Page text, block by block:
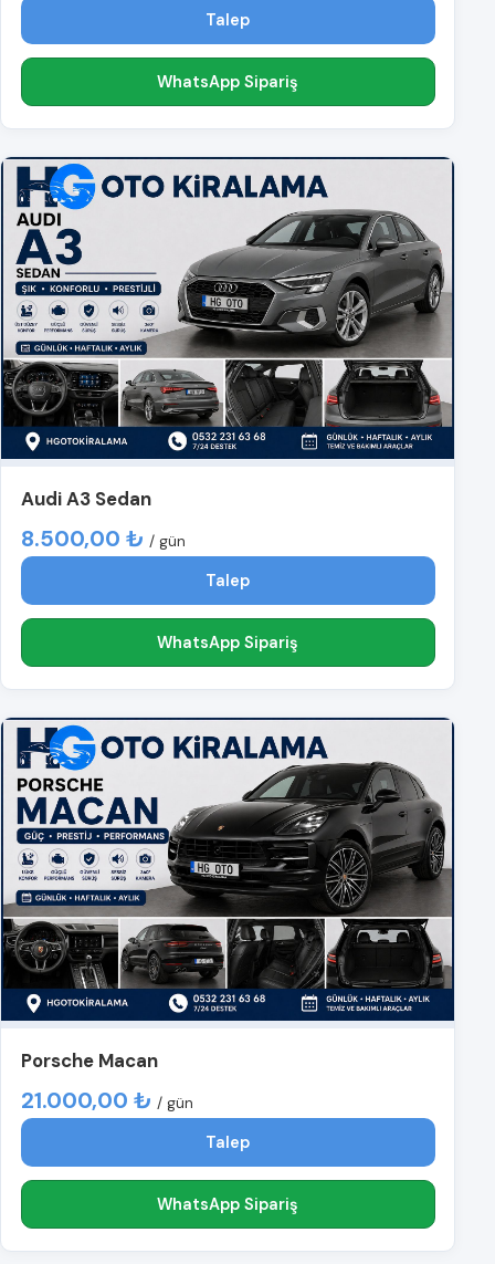
Talep
WhatsApp Sipariş
Audi A3 Sedan
8.500,00 ₺ / gün
Talep
WhatsApp Sipariş
Porsche Macan
21.000,00 ₺ / gün
Talep
WhatsApp Sipariş